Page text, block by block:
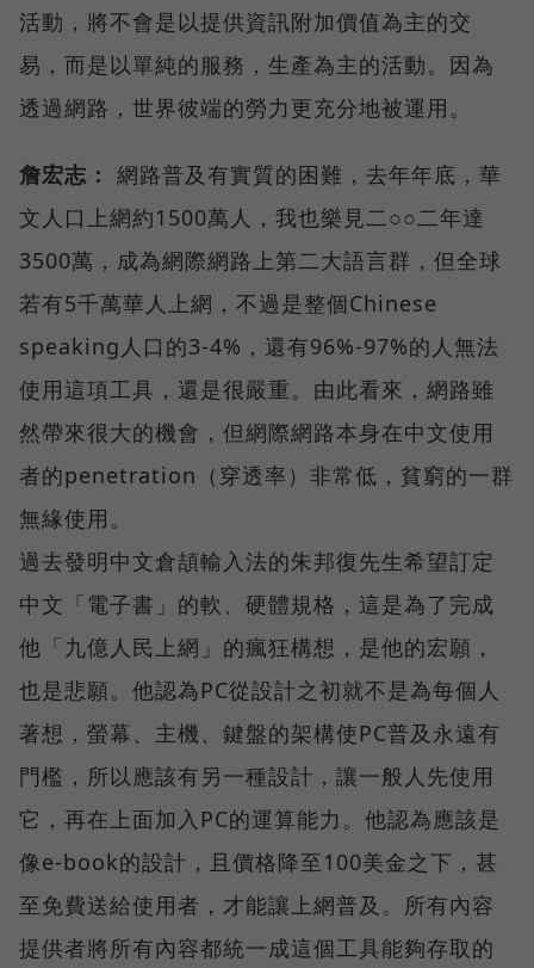
活動，將不會是以提供資訊附加價值為主的交
易，而是以單純的服務，生產為主的活動。因為
透過網路，世界彼端的勞力更充分地被運用。
詹宏志： 網路普及有實質的困難，去年年底，華
文人口上網約1500萬人，我也樂見二○○二年達
3500萬，成為網際網路上第二大語言群，但全球
若有5千萬華人上網，不過是整個Chinese
speaking人口的3-4%，還有96%-97%的人無法
使用這項工具，還是很嚴重。由此看來，網路雖
然帶來很大的機會，但網際網路本身在中文使用
者的penetration（穿透率）非常低，貧窮的一群
無緣使用。
過去發明中文倉頡輸入法的朱邦復先生希望訂定
中文「電子書」的軟、硬體規格，這是為了完成
他「九億人民上網」的瘋狂構想，是他的宏願，
也是悲願。他認為PC從設計之初就不是為每個人
著想，螢幕、主機、鍵盤的架構使PC普及永遠有
門檻，所以應該有另一種設計，讓一般人先使用
它，再在上面加入PC的運算能力。他認為應該是
像e-book的設計，且價格降至100美金之下，甚
至免費送給使用者，才能讓上網普及。所有內容
提供者將所有內容都統一成這個工具能夠存取的